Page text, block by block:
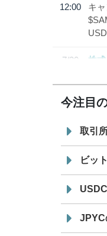
12:00
キ
7/30
株式
「
19:30
てス
説セ
今注目
取引
ビッ
JPYC